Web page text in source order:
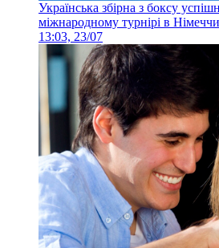
Українська збірна з боксу
міжнародному турнірі в
13:03, 23/07